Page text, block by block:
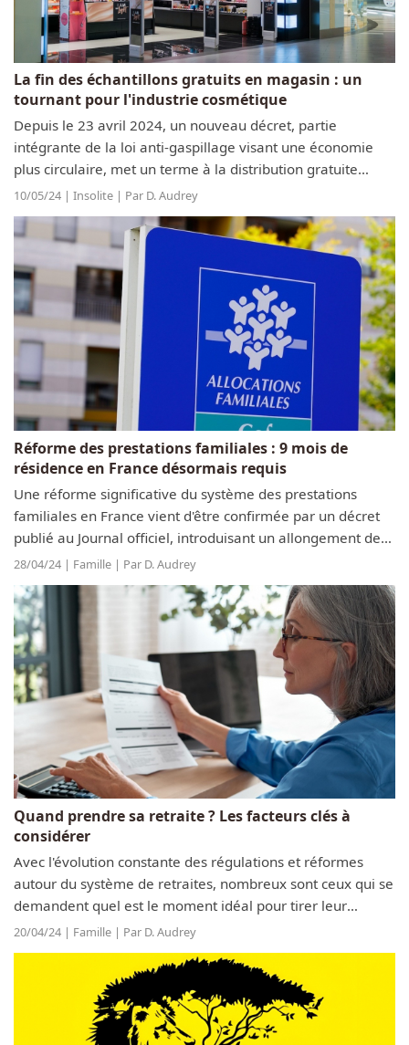
La fin des échantillons gratuits en magasin : un
tournant pour l'industrie cosmétique
Depuis le 23 avril 2024, un nouveau décret, partie
intégrante de la loi anti-gaspillage visant une économie
plus circulaire, met un terme à la distribution gratuite
d'échantillons de parfum et de crème en magasin en
France. Cette réglementation...
10/05/24 | Insolite | Par D. Audrey
Réforme des prestations familiales : 9 mois de
résidence en France désormais requis
Une réforme significative du système des prestations
familiales en France vient d'être confirmée par un décret
publié au Journal officiel, introduisant un allongement de
la période minimum de résidence nécessaire pour
bénéficier de ces aides. À...
28/04/24 | Famille | Par D. Audrey
Quand prendre sa retraite ? Les facteurs clés à
considérer
Avec l'évolution constante des régulations et réformes
autour du système de retraites, nombreux sont ceux qui se
demandent quel est le moment idéal pour tirer leur
révérence. Au-delà de l'âge légal, plusieurs facteurs
entrent en jeu tels que la...
20/04/24 | Famille | Par D. Audrey